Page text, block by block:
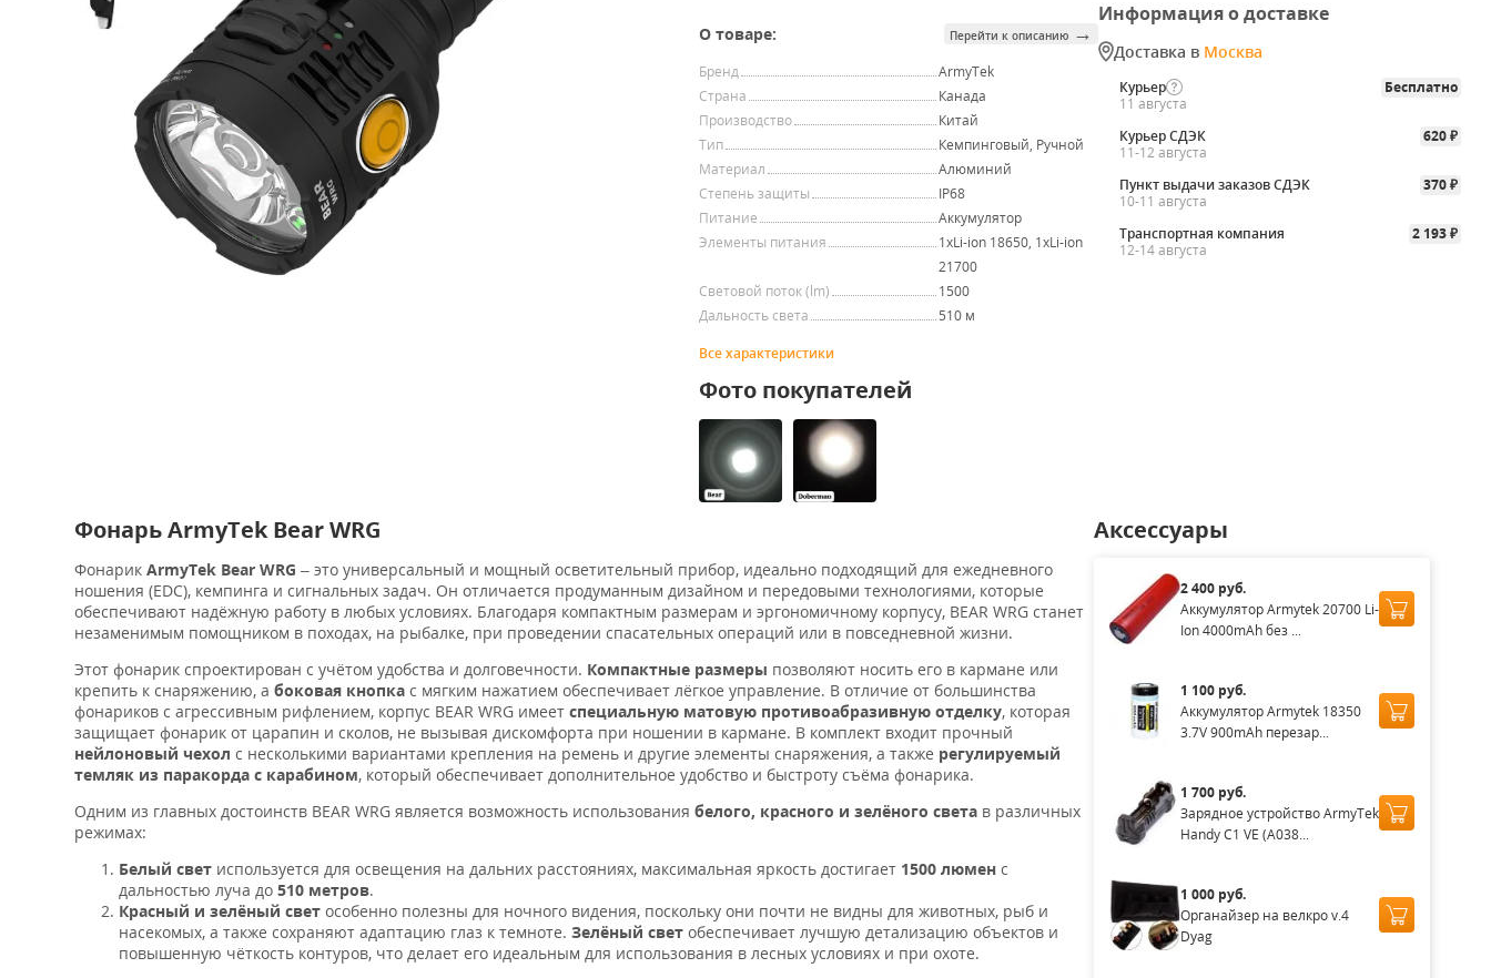
О товаре: Перейти к описанию →
Бренд
ArmyTek
Страна
Канада
Производство
Китай
Тип
Кемпинговый, Ручной
Материал
Алюминий
Степень защиты
IP68
Питание
Аккумулятор
Элементы питания
1xLi-ion 18650, 1хLi-ion
21700
Световой поток (lm)
1500
Дальность света
510 м
Все характеристики
Фото покупателей
Информация о доставке
Доставка в Москва
Курьер
Бесплатно
11 августа
Курьер СДЭК
620 ₽
11-12 августа
Пункт выдачи заказов СДЭК
370 ₽
10-11 августа
Транспортная компания
2 193 ₽
12-14 августа
Фонарь ArmyTek Bear WRG
Фонарик ArmyTek Bear WRG – это универсальный и мощный осветительный прибор, идеально подходящий для ежедневного
ношения (EDC), кемпинга и сигнальных задач. Он отличается продуманным дизайном и передовыми технологиями, которые
обеспечивают надёжную работу в любых условиях. Благодаря компактным размерам и эргономичному корпусу, BEAR WRG станет
незаменимым помощником в походах, на рыбалке, при проведении спасательных операций или в повседневной жизни.
Этот фонарик спроектирован с учётом удобства и долговечности. Компактные размеры позволяют носить его в кармане или
крепить к снаряжению, а боковая кнопка с мягким нажатием обеспечивает лёгкое управление. В отличие от большинства
фонариков с агрессивным рифлением, корпус BEAR WRG имеет специальную матовую противоабразивную отделку, которая
защищает фонарик от царапин и сколов, не вызывая дискомфорта при ношении в кармане. В комплект входит прочный
нейлоновый чехол с несколькими вариантами крепления на ремень и другие элементы снаряжения, а также регулируемый
темляк из паракорда с карабином, который обеспечивает дополнительное удобство и быстроту съёма фонарика.
Одним из главных достоинств BEAR WRG является возможность использования белого, красного и зелёного света в различных
режимах:
Белый свет используется для освещения на дальних расстояниях, максимальная яркость достигает 1500 люмен с
дальностью луча до 510 метров.
Красный и зелёный свет особенно полезны для ночного видения, поскольку они почти не видны для животных, рыб и
насекомых, а также сохраняют адаптацию глаз к темноте. Зелёный свет обеспечивает лучшую детализацию объектов и
повышенную чёткость контуров, что делает его идеальным для использования в лесных условиях и при охоте.
Аксессуары
2 400 руб.
Аккумулятор Armytek 20700 Li-
Ion 4000mAh без ...
1 100 руб.
Аккумулятор Armytek 18350
3.7V 900mAh перезар...
1 700 руб.
Зарядное устройство ArmyTek
Handy C1 VE (A038...
1 000 руб.
Органайзер на велкро v.4
Dyag